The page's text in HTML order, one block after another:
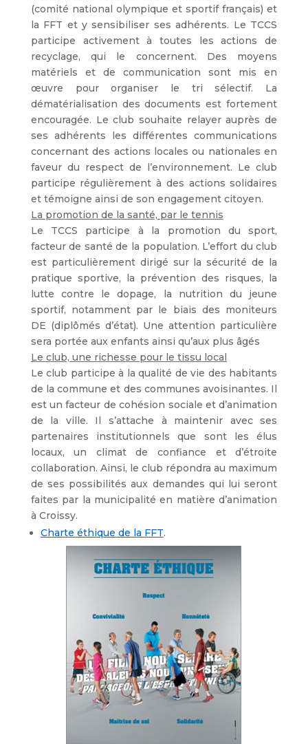
(comité national olympique et sportif français) et
la FFT et y sensibiliser ses adhérents. Le TCCS
participe activement à toutes les actions de
recyclage, qui le concernent. Des moyens
matériels et de communication sont mis en
œuvre pour organiser le tri sélectif. La
dématérialisation des documents est fortement
encouragée. Le club souhaite relayer auprès de
ses adhérents les différentes communications
concernant des actions locales ou nationales en
faveur du respect de l’environnement. Le club
participe régulièrement à des actions solidaires
et témoigne ainsi de son engagement citoyen.
La promotion de la santé, par le tennis
Le TCCS participe à la promotion du sport,
facteur de santé de la population. L’effort du club
est particulièrement dirigé sur la sécurité de la
pratique sportive, la prévention des risques, la
lutte contre le dopage, la nutrition du jeune
sportif, notamment par le biais des moniteurs
DE (diplômés d’état). Une attention particulière
sera portée aux enfants ainsi qu’aux plus âgés
Le club, une richesse pour le tissu local
Le club participe à la qualité de vie des habitants
de la commune et des communes avoisinantes. Il
est un facteur de cohésion sociale et d’animation
de la ville. Il s’attache à maintenir avec ses
partenaires institutionnels que sont les élus
locaux, un climat de confiance et d’étroite
collaboration. Ainsi, le club répondra au maximum
de ses possibilités aux demandes qui lui seront
faites par la municipalité en matière d’animation
à Croissy.
Charte éthique de la FFT.